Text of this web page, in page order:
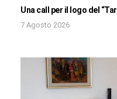
Una call per il logo del
7 Agosto 2026